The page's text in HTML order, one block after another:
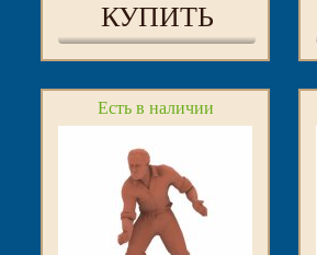
КУПИТЬ
Есть в наличии